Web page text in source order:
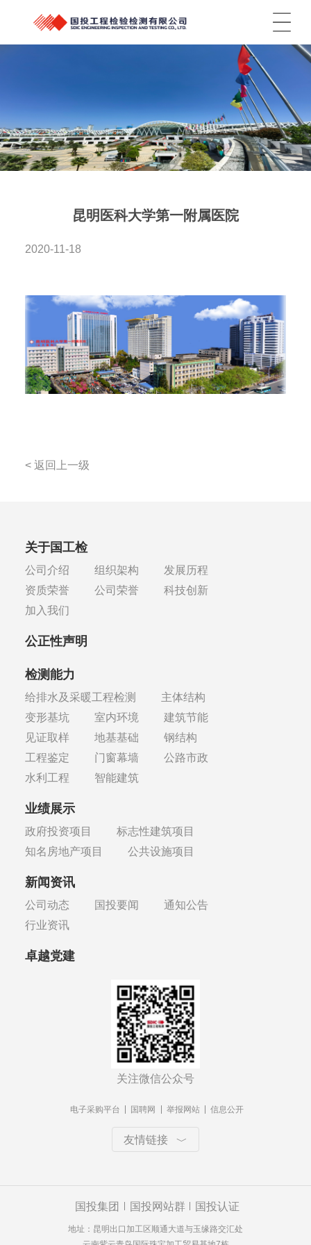
菜单
昆明医科大学第一附属医院
2020-11-18
< 返回上一级
关于国工检
公司介绍 组织架构
发展历程
资质荣誉
公司荣誉
科技创新
加入我们
公正性声明
检测能力
给排水及采暖工程检测
主体结构
变形基坑
室内环境
建筑节能
见证取样
地基基础
钢结构
工程鉴定
门窗幕墙
公路市政
水利工程
智能建筑
业绩展示
政府投资项目
标志性建筑项目
知名房地产项目
公共设施项目
新闻资讯
公司动态 国投要闻
通知公告
行业资讯
卓越党建
关注微信公众号
电子采购平台 国聘网 举报网站 信息公开
友情链接
国投集团 国投网站群 国投认证
地址：昆明出口加工区顺通大道与玉缘路交汇处